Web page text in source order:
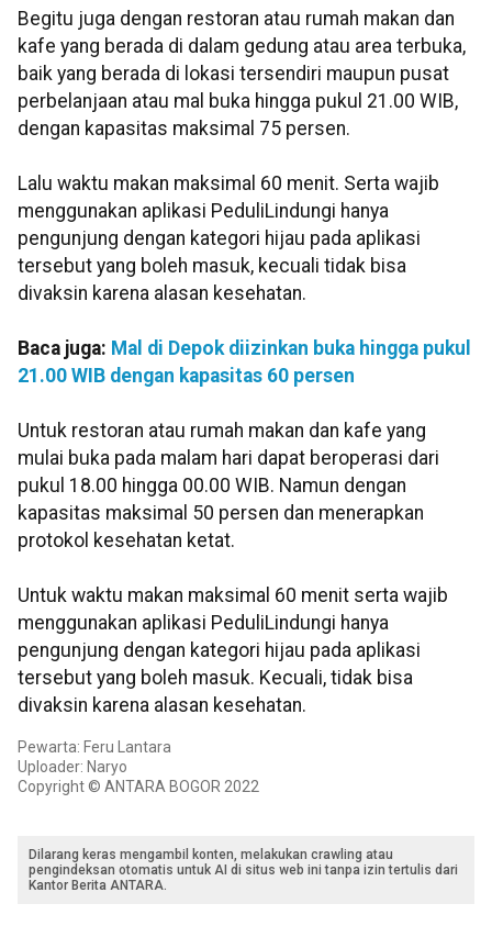
Begitu juga dengan restoran atau rumah makan dan
kafe yang berada di dalam gedung atau area terbuka,
baik yang berada di lokasi tersendiri maupun pusat
perbelanjaan atau mal buka hingga pukul 21.00 WIB,
dengan kapasitas maksimal 75 persen.
Lalu waktu makan maksimal 60 menit. Serta wajib
menggunakan aplikasi PeduliLindungi hanya
pengunjung dengan kategori hijau pada aplikasi
tersebut yang boleh masuk, kecuali tidak bisa
divaksin karena alasan kesehatan.
Baca juga: Mal di Depok diizinkan buka hingga pukul
21.00 WIB dengan kapasitas 60 persen
Untuk restoran atau rumah makan dan kafe yang
mulai buka pada malam hari dapat beroperasi dari
pukul 18.00 hingga 00.00 WIB. Namun dengan
kapasitas maksimal 50 persen dan menerapkan
protokol kesehatan ketat.
Untuk waktu makan maksimal 60 menit serta wajib
menggunakan aplikasi PeduliLindungi hanya
pengunjung dengan kategori hijau pada aplikasi
tersebut yang boleh masuk. Kecuali, tidak bisa
divaksin karena alasan kesehatan.
Pewarta: Feru Lantara
Uploader: Naryo
Copyright © ANTARA BOGOR 2022
Dilarang keras mengambil konten, melakukan crawling atau
pengindeksan otomatis untuk AI di situs web ini tanpa izin tertulis dari
Kantor Berita ANTARA.